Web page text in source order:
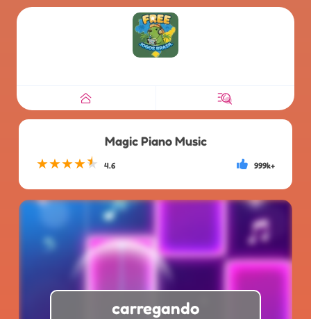
Magic Piano Music
★★★★★ 4.6 999k+
carregando